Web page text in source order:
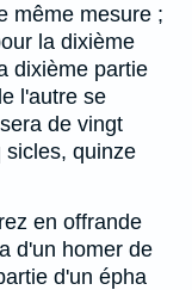
même mesure ;
la dixième
dixième partie
l'autre se
de vingt
sicles, quinze
en offrande
d'un homer de
d'un épha